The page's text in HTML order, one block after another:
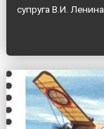
супруга В.И. Ленина